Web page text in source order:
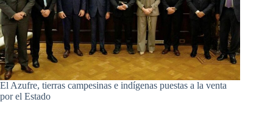
El Azufre, tierras campesinas e indígenas puestas a la venta
por el Estado